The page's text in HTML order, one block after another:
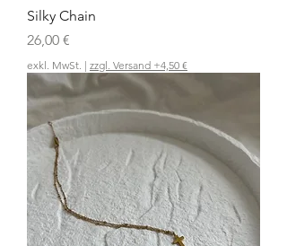
Silky Chain
Preis
26,00 €
exkl. MwSt. | zzgl. Versand +4,50 €